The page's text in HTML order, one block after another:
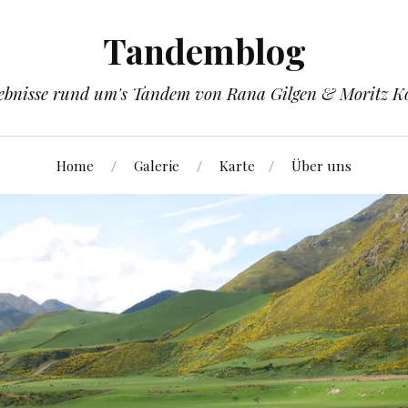
Tandemblog
rund um's Tandem von Rana Gilgen & Moritz
Home Galerie Karte Über uns